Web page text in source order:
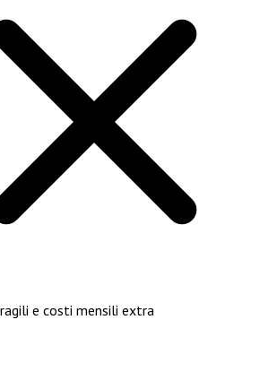
e costi mensili extra